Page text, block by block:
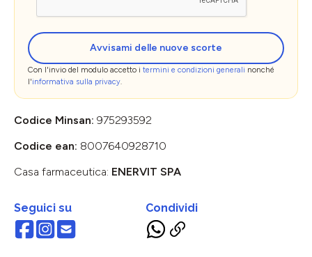
Avvisami delle nuove scorte
Con l'invio del modulo accetto i termini e condizioni generali nonché
l'informativa sulla privacy.
Codice Minsan: 975293592
Codice ean: 8007640928710
Casa farmaceutica: ENERVIT SPA
Seguici su Condividi